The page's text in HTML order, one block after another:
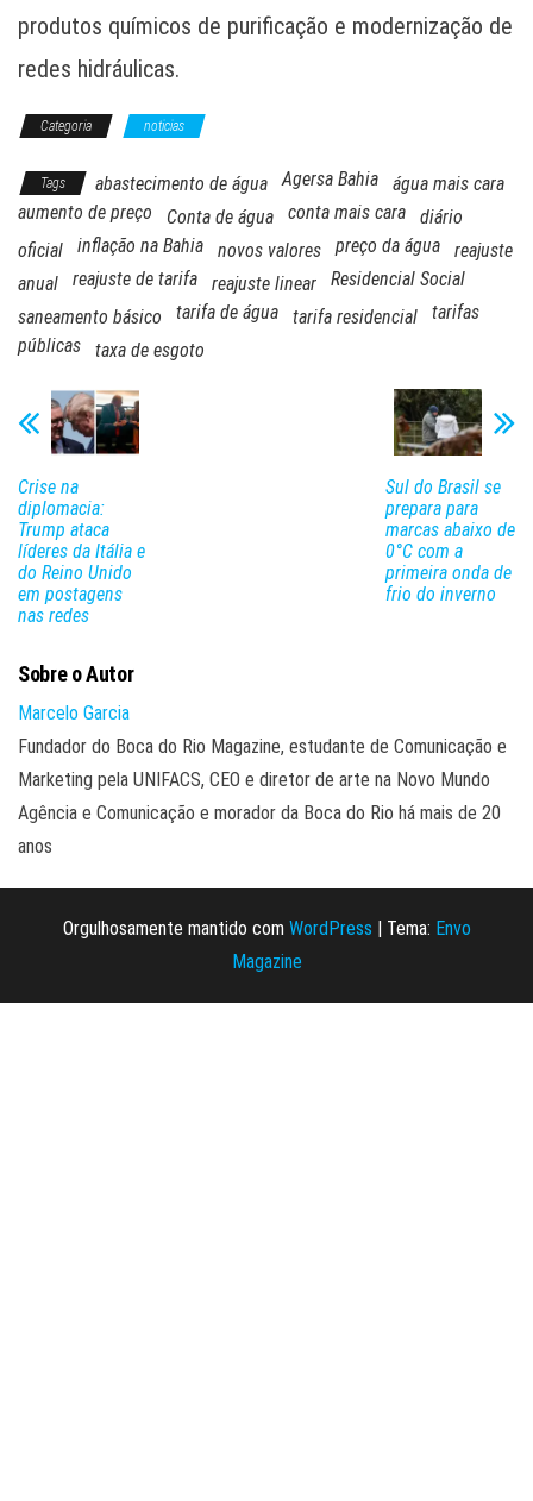
produtos químicos de purificação e modernização de
redes hidráulicas.
Categoria noticias
Tags abastecimento de água Agersa Bahia
água mais cara
aumento de preço
Conta de água conta mais cara
diário
oficial
inflação na Bahia novos valores preço da água
reajuste
anual
reajuste de tarifa reajuste linear
Residencial Social
saneamento básico
tarifa de água tarifa residencial
tarifas
públicas
taxa de esgoto
Crise na
diplomacia:
Trump ataca
líderes da Itália e
do Reino Unido
em postagens
nas redes
Sul do Brasil se
prepara para
marcas abaixo de
0°C com a
primeira onda de
frio do inverno
Sobre o Autor
Marcelo Garcia
Fundador do Boca do Rio Magazine, estudante de Comunicação e
Marketing pela UNIFACS, CEO e diretor de arte na Novo Mundo
Agência e Comunicação e morador da Boca do Rio há mais de 20
anos
Orgulhosamente mantido com WordPress | Tema: Envo
Magazine